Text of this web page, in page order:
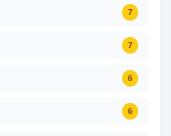
7
7
6
6